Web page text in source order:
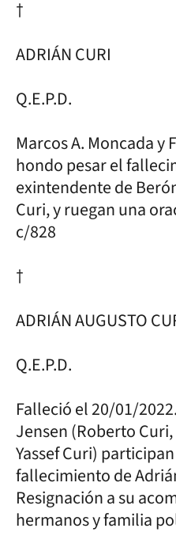
†
ADRIÁN CURI
Q.E.P.D.
Marcos A. Moncada
hondo pesar el
exintendente de
Curi, y ruegan una
c/828
†
ADRIÁN AUGUSTO
Q.E.P.D.
Falleció el 20/01/
Jensen (Roberto
Yassef Curi)
fallecimiento de
Resignación a su
hermanos y familia